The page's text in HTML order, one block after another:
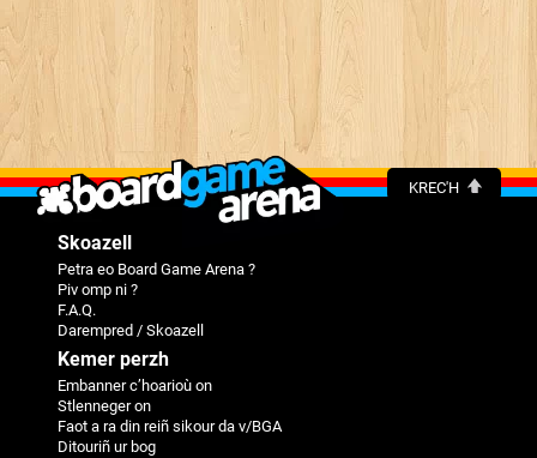
KREC'H
Skoazell
Petra eo Board Game Arena ?
Piv omp ni ?
F.A.Q.
Darempred / Skoazell
Kemer perzh
Embanner c’hoarioù on
Stlenneger on
Faot a ra din reiñ sikour da v/BGA
Ditouriñ ur bog